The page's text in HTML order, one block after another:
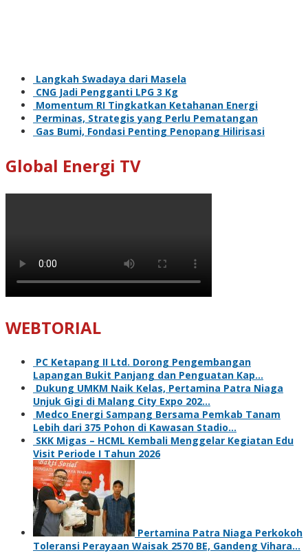
Langkah Swadaya dari Masela
CNG Jadi Pengganti LPG 3 Kg
Momentum RI Tingkatkan Ketahanan Energi
Perminas, Strategis yang Perlu Pematangan
Gas Bumi, Fondasi Penting Penopang Hilirisasi
Global Energi TV
WEBTORIAL
PC Ketapang II Ltd. Dorong Pengembangan
Lapangan Bukit Panjang dan Penguatan Kap…
Dukung UMKM Naik Kelas, Pertamina Patra Niaga
Unjuk Gigi di Malang City Expo 202…
Medco Energi Sampang Bersama Pemkab Tanam
Lebih dari 375 Pohon di Kawasan Stadio…
SKK Migas – HCML Kembali Menggelar Kegiatan Edu
Visit Periode I Tahun 2026
Pertamina Patra Niaga Perkokoh
Toleransi Perayaan Waisak 2570 BE, Gandeng Vihara…